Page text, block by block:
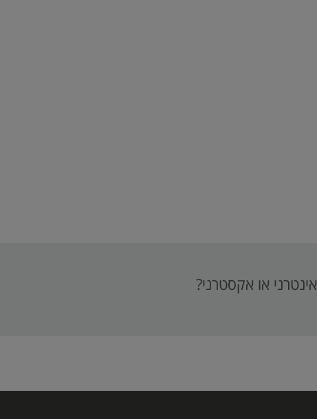
אינטרני או אקסטרני?